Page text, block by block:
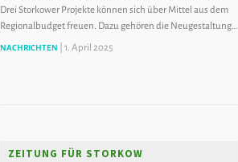
Drei Storkower Projekte können sich über Mittel aus dem
Regionalbudget freuen. Dazu gehören die Neugestaltung…
NACHRICHTEN 1. April 2025
ZEITUNG FÜR STORKOW